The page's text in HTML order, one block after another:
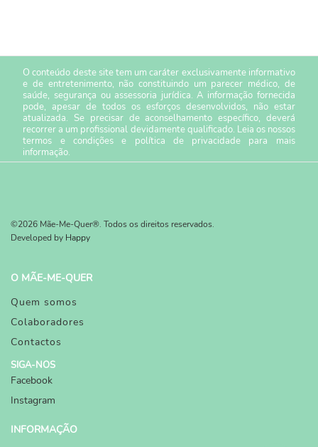
O conteúdo deste site tem um caráter exclusivamente informativo
e de entretenimento, não constituindo um parecer médico, de
saúde, segurança ou assessoria jurídica. A informação fornecida
pode, apesar de todos os esforços desenvolvidos, não estar
atualizada. Se precisar de aconselhamento específico, deverá
recorrer a um profissional devidamente qualificado. Leia os nossos
termos e condiçõese política de privacidade para mais
informação.
©2026 Mãe-Me-Quer®. Todos os direitos reservados.
Developed by Happy
O MÃE-ME-QUER
Quem somos
Colaboradores
Contactos
SIGA-NOS
Facebook
Instagram
INFORMAÇÃO